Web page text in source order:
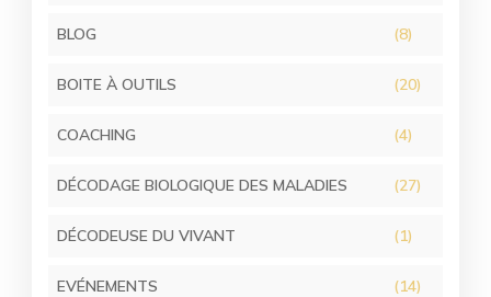
BLOG (8)
BOITE À OUTILS (20)
COACHING (4)
DÉCODAGE BIOLOGIQUE DES MALADIES (27)
DÉCODEUSE DU VIVANT (1)
EVÉNEMENTS (14)